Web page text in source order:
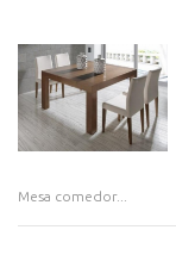
Mesa comedor...